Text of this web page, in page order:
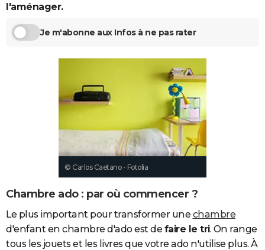
Art de vivre
Bien-être
Loisirs
Mode
Modes de vie
SANTE
CARTE DE VOEUX
Dictionnaire
Biographies
Citations
Expressions
Proverbes
PROGRAMME TV
COPAINS D'AVANT
l'aménager.
Je m'abonne aux Infos à ne pas rater
© Carlos Caetano - Fotolia
Chambre ado : par où commencer ?
Le plus important pour transformer une chambre
d'enfant en chambre d'ado est de faire le tri. On range
tous les jouets et les livres que votre ado n'utilise plus. À